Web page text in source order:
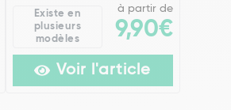
Existe en
plusieurs
modèles
à partir de
9,90€
Voir l'article